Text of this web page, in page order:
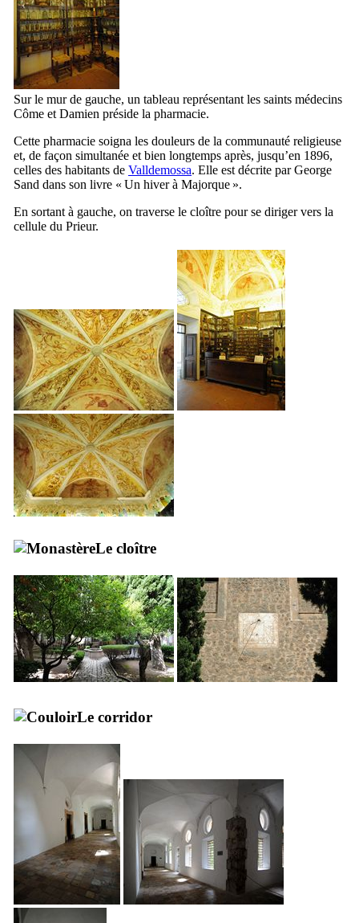
Sur le mur de gauche, un tableau représentant les saints médecins
Côme et Damien préside la pharmacie.
Cette pharmacie soigna les douleurs de la communauté religieuse
et, de façon simultanée et bien longtemps après, jusqu’en 1896,
celles des habitants de Valldemossa. Elle est décrite parGeorge
Sand dans son livre « Un hiver à Majorque ».
En sortant à gauche, on traverse le cloître pour se diriger vers la
cellule du Prieur.
Le cloître
Le corridor